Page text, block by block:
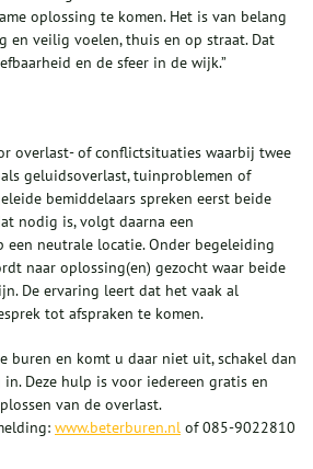
oplossing te komen. Het is van belang
en veilig voelen, thuis en op straat. Dat
en de sfeer in de wijk.”
overlast- of conflictsituaties waarbij twee
geluidsoverlast, tuinproblemen of
bemiddelaars spreken eerst beide
nodig is, volgt daarna een
een neutrale locatie. Onder begeleiding
naar oplossing(en) gezocht waar beide
De ervaring leert dat het vaak al
tot afspraken te komen.
buren en komt u daar niet uit, schakel dan
Deze hulp is voor iedereen gratis en
van de overlast.
www.beterburen.nl of 085-9022810